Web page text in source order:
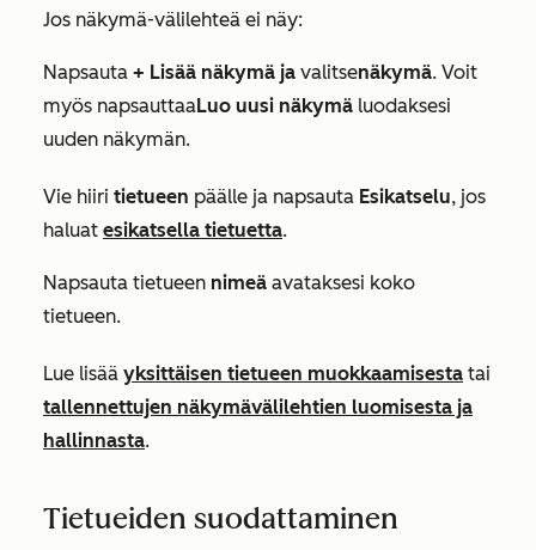
Jos näkymä-välilehteä ei näy:
Napsauta + Lisää näkymä ja valitsenäkymä. Voit
myös napsauttaaLuo uusi näkymä luodaksesi
uuden näkymän.
Vie hiiri tietueen päälle ja napsauta Esikatselu, jos
haluat esikatsella tietuetta.
Napsauta tietueen nimeä avataksesi koko
tietueen.
Lue lisää yksittäisen tietueen muokkaamisesta tai
tallennettujen näkymävälilehtien luomisesta ja
hallinnasta.
Tietueiden suodattaminen